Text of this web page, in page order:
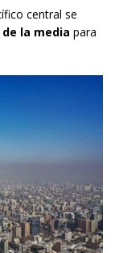
central se
de la media para